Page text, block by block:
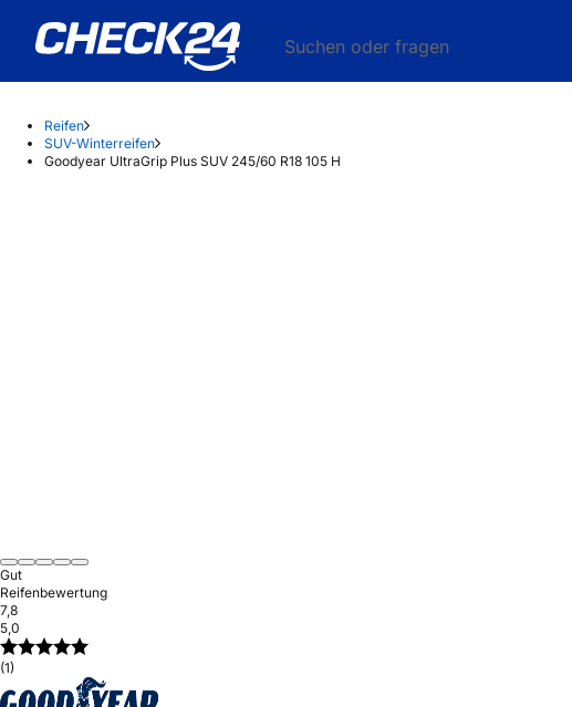
Suchen oder fragen
Reifen
SUV-Winterreifen
Goodyear UltraGrip Plus SUV 245/60 R18 105 H
Gut
Reifenbewertung
7,8
5,0
(1)